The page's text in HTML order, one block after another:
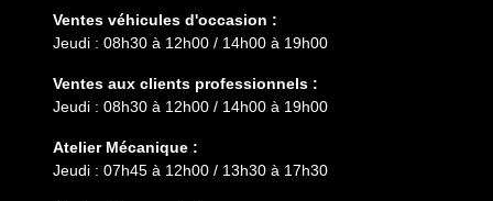
Ventes véhicules d'occasion :
Jeudi : 08h30 à 12h00 / 14h00 à 19h00
Ventes aux clients professionnels :
Jeudi : 08h30 à 12h00 / 14h00 à 19h00
Atelier Mécanique :
Jeudi : 07h45 à 12h00 / 13h30 à 17h30